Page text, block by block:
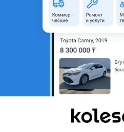
205
ГУР МАЗДА. ГЕНЕРАТОР.
ТРАМБЛЕР. ДРОСЕЛЬ. СВ.